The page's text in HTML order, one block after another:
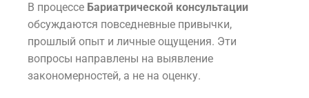
В процессе Бариатрической консультации
обсуждаются повседневные привычки,
прошлый опыт и личные ощущения. Эти
вопросы направлены на выявление
закономерностей, а не на оценку.